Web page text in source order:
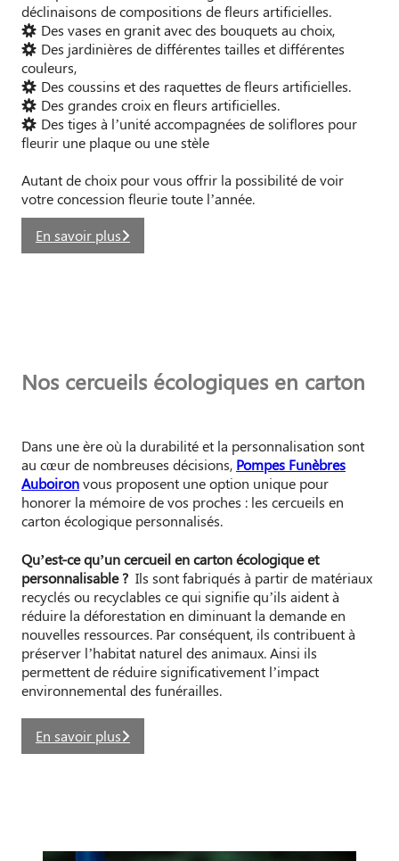
déclinaisons de compositions de fleurs artificielles.
Des vases en granit avec des bouquets au choix,
Des jardinières de différentes tailles et différentes
couleurs,
Des coussins et des raquettes de fleurs artificielles.
Des grandes croix en fleurs artificielles.
Des tiges à l’unité accompagnées de soliflores pour
fleurir une plaque ou une stèle
Autant de choix pour vous offrir la possibilité de voir
votre concession fleurie toute l’année.
En savoir plus
Nos cercueils écologiques en carton
Dans une ère où la durabilité et la personnalisation sont
au cœur de nombreuses décisions, Pompes Funèbres
Auboironvous proposent une option unique pour
honorer la mémoire de vos proches : les cercueils en
carton écologique personnalisés.
Qu’est-ce qu’un cercueil en carton écologique et
personnalisable ? Ils sont fabriqués à partir de matériaux
recyclés ou recyclables ce qui signifie qu’ils aident à
réduire la déforestation en diminuant la demande en
nouvelles ressources. Par conséquent, ils contribuent à
préserver l’habitat naturel des animaux. Ainsi ils
permettent de réduire significativement l’impact
environnemental des funérailles.
En savoir plus